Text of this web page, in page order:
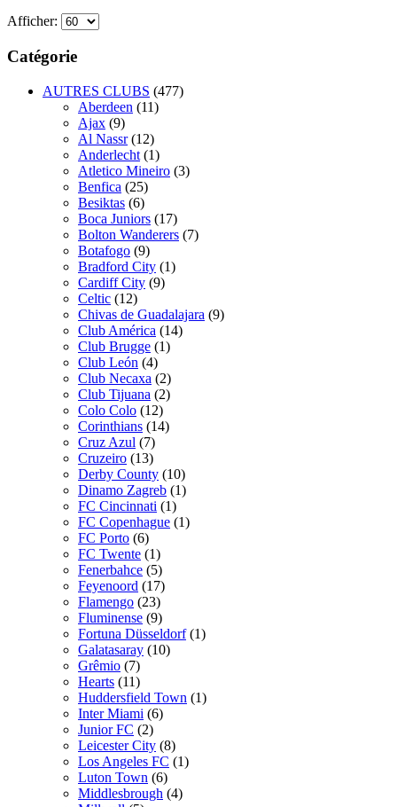
Afficher:
Catégorie
AUTRES CLUBS (477)
Aberdeen (11)
Ajax (9)
Al Nassr (12)
Anderlecht (1)
Atletico Mineiro (3)
Benfica (25)
Besiktas (6)
Boca Juniors (17)
Bolton Wanderers (7)
Botafogo (9)
Bradford City (1)
Cardiff City (9)
Celtic (12)
Chivas de Guadalajara (9)
Club América (14)
Club Brugge (1)
Club León (4)
Club Necaxa (2)
Club Tijuana (2)
Colo Colo (12)
Corinthians (14)
Cruz Azul (7)
Cruzeiro (13)
Derby County (10)
Dinamo Zagreb (1)
FC Cincinnati (1)
FC Copenhague (1)
FC Porto (6)
FC Twente (1)
Fenerbahce (5)
Feyenoord (17)
Flamengo (23)
Fluminense (9)
Fortuna Düsseldorf (1)
Galatasaray (10)
Grêmio (7)
Hearts (11)
Huddersfield Town (1)
Inter Miami (6)
Junior FC (2)
Leicester City (8)
Los Angeles FC (1)
Luton Town (6)
Middlesbrough (4)